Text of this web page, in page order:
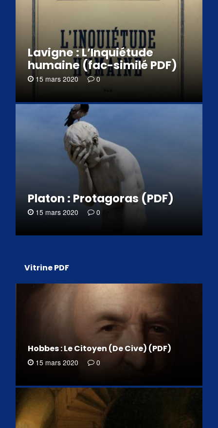
Lavigne : L’Inquiétude
humaine (fac-similé PDF)
15 mars 2020 0
Platon : Protagoras (PDF)
15 mars 2020 0
Vitrine PDF
Hobbes : Le Citoyen (De Cive) (PDF)
15 mars 2020 0